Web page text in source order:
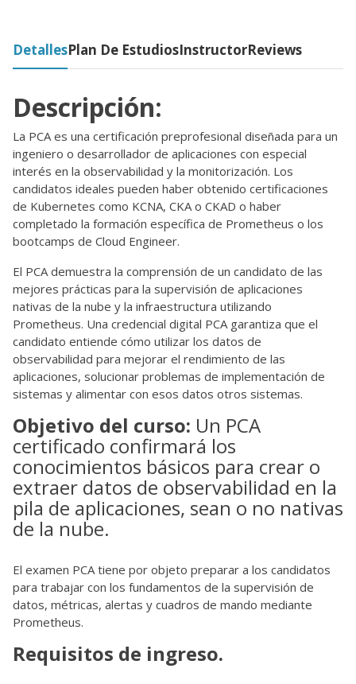
DetallesPlan De EstudiosInstructorReviews
Descripción:
La PCA es una certificación preprofesional diseñada para un
ingeniero o desarrollador de aplicaciones con especial
interés en la observabilidad y la monitorización. Los
candidatos ideales pueden haber obtenido certificaciones
de Kubernetes como KCNA, CKA o CKAD o haber
completado la formación específica de Prometheus o los
bootcamps de Cloud Engineer.
El PCA demuestra la comprensión de un candidato de las
mejores prácticas para la supervisión de aplicaciones
nativas de la nube y la infraestructura utilizando
Prometheus. Una credencial digital PCA garantiza que el
candidato entiende cómo utilizar los datos de
observabilidad para mejorar el rendimiento de las
aplicaciones, solucionar problemas de implementación de
sistemas y alimentar con esos datos otros sistemas.
Objetivo del curso: Un PCA
certificado confirmará los
conocimientos básicos para crear o
extraer datos de observabilidad en la
pila de aplicaciones, sean o no nativas
de la nube.
El examen PCA tiene por objeto preparar a los candidatos
para trabajar con los fundamentos de la supervisión de
datos, métricas, alertas y cuadros de mando mediante
Prometheus.
Requisitos de ingreso.